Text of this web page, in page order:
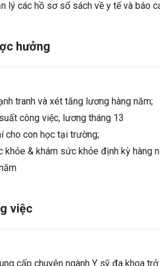
lý các hồ sơ sổ sách về y tế và báo
hưởng
tranh và xét tăng lương hàng năm;
công việc, lương tháng 13
cho con học tại trường;
khỏe & khám sức khỏe định kỳ hàng
việc
cấp chuyên ngành Y sỹ đa khoa trở